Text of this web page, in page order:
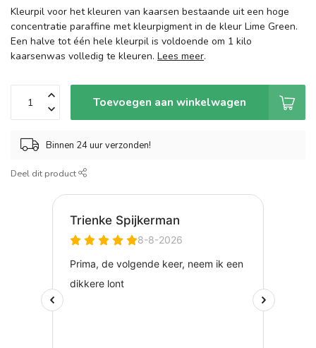
Kleurpil voor het kleuren van kaarsen bestaande uit een hoge
concentratie paraffine met kleurpigment in de kleur Lime Green.
Een halve tot één hele kleurpil is voldoende om 1 kilo
kaarsenwas volledig te kleuren. Lees meer.
Toevoegen aan winkelwagen
Binnen 24 uur verzonden!
Deel dit product